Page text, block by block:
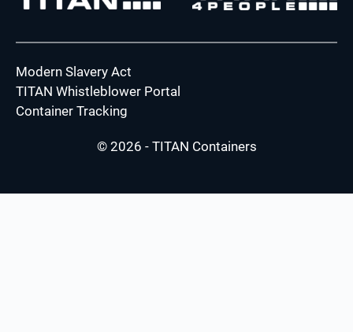
Modern Slavery Act
TITAN Whistleblower Portal
Container Tracking
© 2026 - TITAN Containers